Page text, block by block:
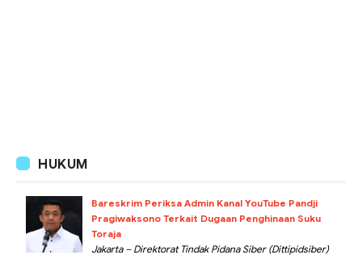
HUKUM
Bareskrim Periksa Admin Kanal YouTube Pandji
Pragiwaksono Terkait Dugaan Penghinaan Suku
Toraja
Jakarta – Direktorat Tindak Pidana Siber (Dittipidsiber)